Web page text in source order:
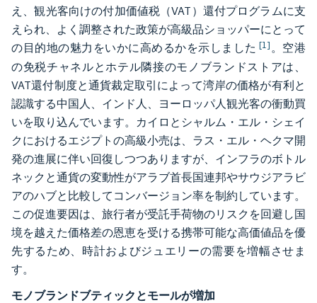
え、観光客向けの付加価値税（VAT）還付プログラムに支
えられ、よく調整された政策が高級品ショッパーにとって
の目的地の魅力をいかに高めるかを示しました[1]。空港
の免税チャネルとホテル隣接のモノブランドストアは、
VAT還付制度と通貨裁定取引によって湾岸の価格が有利と
認識する中国人、インド人、ヨーロッパ人観光客の衝動買
いを取り込んでいます。カイロとシャルム・エル・シェイ
クにおけるエジプトの高級小売は、ラス・エル・ヘクマ開
発の進展に伴い回復しつつありますが、インフラのボトル
ネックと通貨の変動性がアラブ首長国連邦やサウジアラビ
アのハブと比較してコンバージョン率を制約しています。
この促進要因は、旅行者が受託手荷物のリスクを回避し国
境を越えた価格差の恩恵を受ける携帯可能な高価値品を優
先するため、時計およびジュエリーの需要を増幅させま
す。
モノブランドブティックとモールが増加